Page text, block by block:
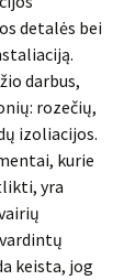
detalės bei
darbus,
rozečių,
izoliacijos.
kurie
yra
keista, jog